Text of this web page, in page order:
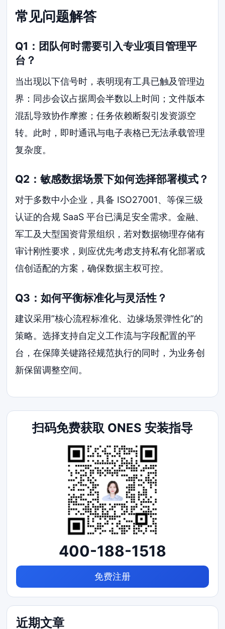
常见问题解答
Q1：团队何时需要引入专业项目管理平
台？
当出现以下信号时，表明现有工具已触及管理边
界：同步会议占据周会半数以上时间；文件版本
混乱导致协作摩擦；任务依赖断裂引发资源空
转。此时，即时通讯与电子表格已无法承载管理
复杂度。
Q2：敏感数据场景下如何选择部署模式？
对于多数中小企业，具备 ISO27001、等保三级
认证的合规 SaaS 平台已满足安全需求。金融、
军工及大型国资背景组织，若对数据物理存储有
审计刚性要求，则应优先考虑支持私有化部署或
信创适配的方案，确保数据主权可控。
Q3：如何平衡标准化与灵活性？
建议采用”核心流程标准化、边缘场景弹性化”的
策略。选择支持自定义工作流与字段配置的平
台，在保障关键路径规范执行的同时，为业务创
新保留调整空间。
扫码免费获取 ONES 安装指导
400-188-1518
免费注册
近期文章